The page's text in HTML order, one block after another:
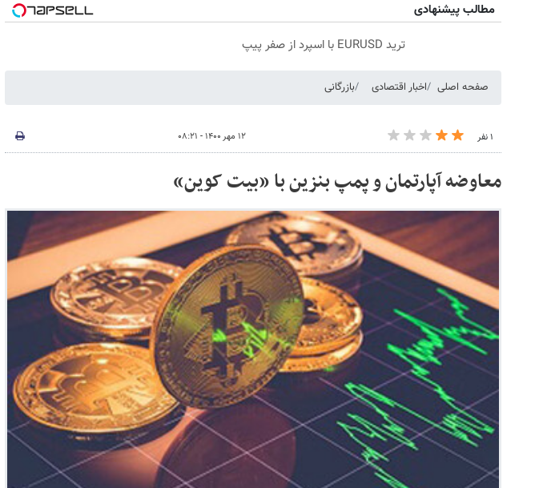
مطالب پیشنهادی
ترید EURUSD با اسپرد از صفر پیپ
صفحه اصلی اخبار اقتصادی بازرگانی
۱ نفر ۱۲ مهر ۱۴۰۰ - ۰۸:۲۱
معاوضه آپارتمان و پمپ بنزین با «بیت کوین»